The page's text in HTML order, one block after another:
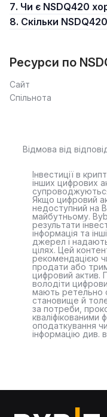
7. Чи є NSDQ420
8. Скільки
Ресурси по
Сайт
Спільнота
Відмова від
Інвестиції в
інших цифрових
Якщо цифровий
недоступний на
майбутньому.
результати
інформація та
джерел і
цілях. Цей
рекомендацією
продати або
цифровий актив.
володіти
мають ретельно
становище й
за потреби,
кваліфікованими
оподаткування
інформацію див. в